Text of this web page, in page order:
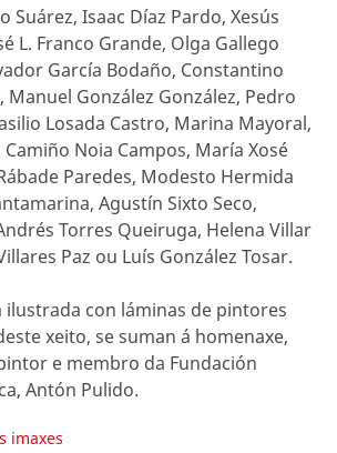
Suárez, Isaac Díaz Pardo, Xesús
L. Franco Grande, Olga Gallego
García Bodaño, Constantino
Manuel González González, Pedro
Losada Castro, Marina Mayoral,
Camiño Noia Campos, María Xosé
Paredes, Modesto Hermida
Agustín Sixto Seco,
Torres Queiruga, Helena Villar
Paz ou Luís González Tosar.
ilustrada con láminas de pintores
xeito, se suman á homenaxe,
e membro da Fundación
Antón Pulido.
imaxes